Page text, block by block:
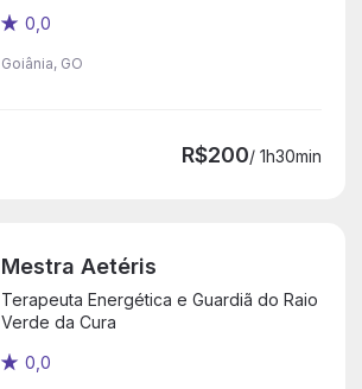
0,0
Goiânia, GO
R$200/ 1h30min
Mestra Aetéris
Terapeuta Energética e Guardiã do Raio
Verde da Cura
0,0